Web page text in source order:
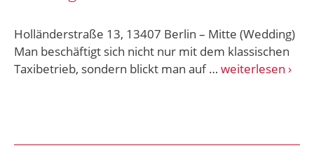
Holländerstraße 13, 13407 Berlin – Mitte (Wedding)
Man beschäftigt sich nicht nur mit dem klassischen
Taxibetrieb, sondern blickt man auf … weiterlesen